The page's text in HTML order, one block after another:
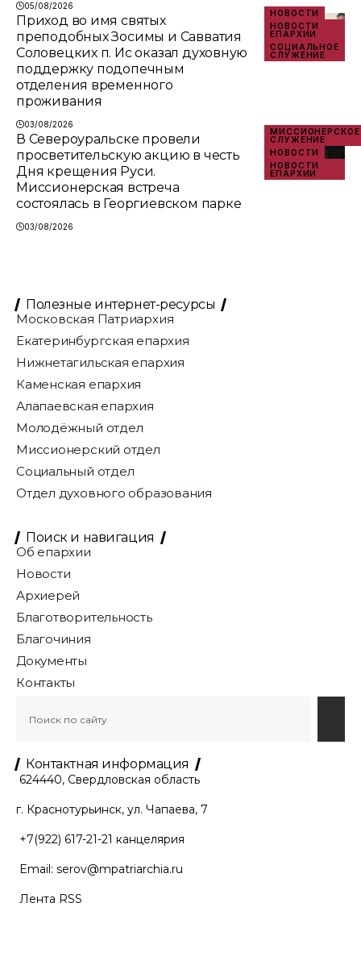
05/08/2026
НОВОСТИ
НОВОСТИ
ЕПАРХИИ
СОЦИАЛЬНОЕ
СЛУЖЕНИЕ
Приход во имя святых
преподобных Зосимы и Савватия
Соловецких п. Ис оказал духовную
поддержку подопечным
отделения временного
проживания
03/08/2026
МИССИОНЕРСКОЕ
СЛУЖЕНИЕ
НОВОСТИ
НОВОСТИ
ЕПАРХИИ
В Североуральске провели
просветительскую акцию в честь
Дня крещения Руси.
Миссионерская встреча
состоялась в Георгиевском парке
03/08/2026
Полезные интернет-ресурсы
Московская Патриархия
Екатеринбургская епархия
Нижнетагильская епархия
Каменская епархия
Алапаевская епархия
Молодёжный отдел
Миссионерский отдел
Социальный отдел
Отдел духовного образования
Поиск и навигация
Об епархии
Новости
Архиерей
Благотворительность
Благочиния
Документы
Контакты
Контактная информация
624440, Свердловская область
г. Краснотурьинск, ул. Чапаева, 7
+7(922) 617-21-21 канцелярия
Email: serov@mpatriarchia.ru
Лента RSS